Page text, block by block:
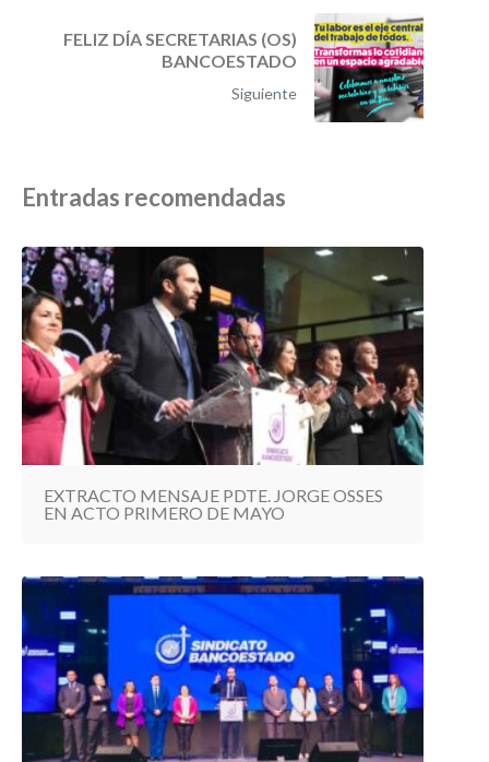
FELIZ DÍA SECRETARIAS (OS)
BANCOESTADO
Siguiente
Entradas recomendadas
EXTRACTO MENSAJE PDTE. JORGE OSSES
EN ACTO PRIMERO DE MAYO